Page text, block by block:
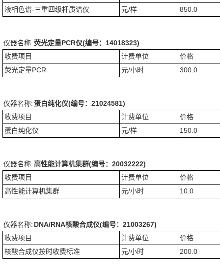
液相色谱-三重四级杆质谱仪
元/样 850.0
仪器名称:荧光定量PCR仪(编号：14018323)
收费项目
计费单位
价格
荧光定量PCR
元/小时 300.0
仪器名称:蛋白纯化仪(编号：21024581)
收费项目
计费单位
价格
蛋白纯化仪
元/样 150.0
仪器名称:高性能计算机集群(编号：20032222)
收费项目
计费单位
价格
高性能计算机集群
元/小时 10.0
仪器名称: DNA/RNA核酸合成仪(编号：21003267)
收费项目
计费单位
价格
核酸合成仪按时收费标准
元/小时 200.0